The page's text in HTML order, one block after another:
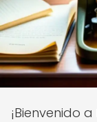
¡Bienvenido a